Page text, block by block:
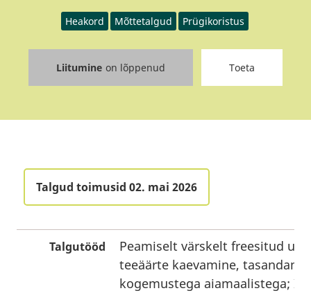
Heakord Mõttetalgud Prügikoristus
Liitumine on lõppenud Toeta
Talgud toimusid 02. mai 2026
Talgutööd
Peamiselt värskelt freesitud
teeäärte kaevamine,
kogemustega aiamaalistega;